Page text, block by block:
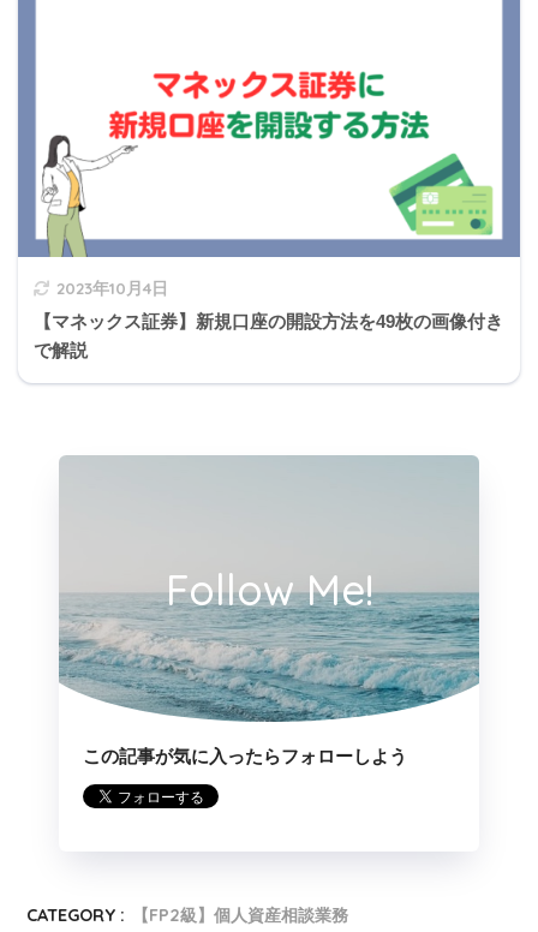
X社
56,000円×百万÷5億株＝112
20,000円×百万÷2億株＝100
円
株式の指標
PER 株価÷1株あたりの純利益
PBR 株価÷1株あたりの純資産
÷自己資本×100
配当利回り
1株あたりの年間配当金÷株
2023年10月4日
【マネックス証券】新規口座の開設方法を49枚の画像付き
で解説
Follow Me!
この記事が気に入ったらフォローしよう
CATEGORY :
【FP2級】個人資産相談業務